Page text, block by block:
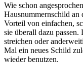
Wie schon
Hausnummernschild an
Vorteil von einfachen,
sie überall dazu
streichen oder
Mal ein neues Schild
wieder benutzen.